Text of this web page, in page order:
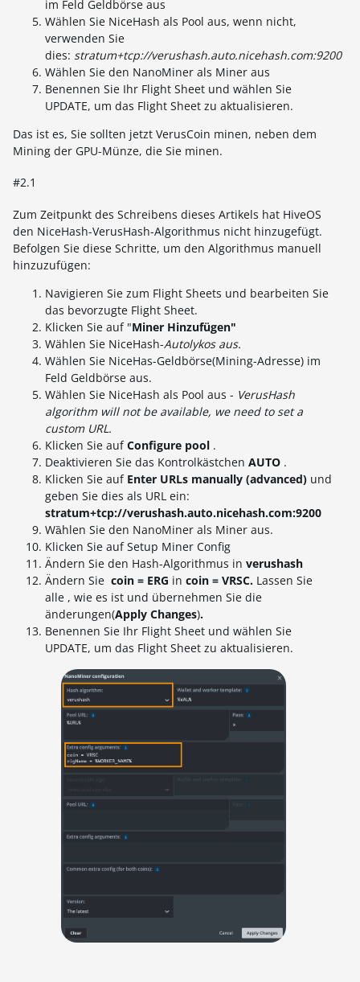
im Feld Geldbörse aus
Wählen Sie NiceHash als Pool aus, wenn nicht,
verwenden Sie
dies: stratum+tcp://verushash.auto.nicehash.com:9200
Wählen Sie den NanoMiner als Miner aus
Benennen Sie Ihr Flight Sheet und wählen Sie
UPDATE, um das Flight Sheet zu aktualisieren.
Das ist es, Sie sollten jetzt VerusCoin minen, neben dem
Mining der GPU-Münze, die Sie minen.
#2.1
Zum Zeitpunkt des Schreibens dieses Artikels hat HiveOS
den NiceHash-VerusHash-Algorithmus nicht hinzugefügt.
Befolgen Sie diese Schritte, um den Algorithmus manuell
hinzuzufügen:
Navigieren Sie zum Flight Sheets und bearbeiten Sie
das bevorzugte Flight Sheet.
Klicken Sie auf "Miner Hinzufügen"
Wählen Sie NiceHash-Autolykos aus.
Wählen Sie NiceHas-Geldbörse(Mining-Adresse) im
Feld Geldbörse aus.
Wählen Sie NiceHash als Pool aus - VerusHash
algorithm will not be available, we need to set a
custom URL.
Klicken Sie aufConfigure pool .
Deaktivieren Sie das Kontrolkästchen AUTO .
Klicken Sie auf Enter URLs manually (advanced) und
geben Sie dies als URL ein:
stratum+tcp://verushash.auto.nicehash.com:9200
Wȁhlen Sie den NanoMiner als Miner aus.
Klicken Sie auf Setup Miner Config
Ändern Sie den Hash-Algorithmus in verushash
Ändern Sie coin = ERG in coin = VRSC. Lassen Sie
alle , wie es ist und übernehmen Sie die
änderungen(Apply Changes).
Benennen Sie Ihr Flight Sheet und wählen Sie
UPDATE, um das Flight Sheet zu aktualisieren.